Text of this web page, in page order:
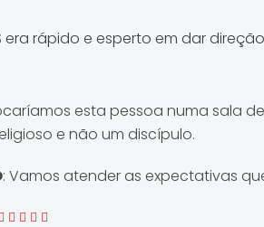
era rápido e esperto em dar
esta pessoa numa sala
e não um discípulo.
: Vamos atender as expectativas